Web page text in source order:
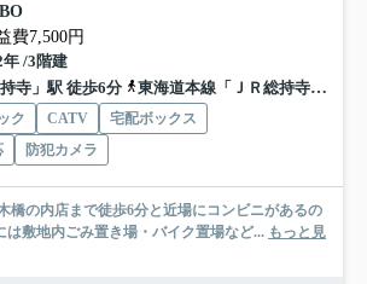
費7,500円
/3階建
寺」駅 徒歩6分
東海道本線「ＪＲ総持寺」駅 徒歩10分
ク CATV
宅配ボックス
防犯カメラ
橋の内店まで徒歩6分と近場にコンビニがあるの
は敷地内ごみ置き場・バイク置場など... もっと見